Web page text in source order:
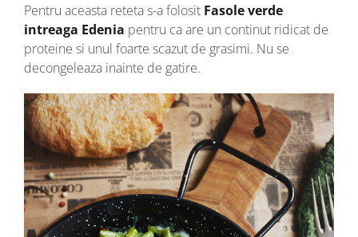
Pentru aceasta reteta s-a folosit Fasole verde
intreaga Edenia pentru ca are un continut ridicat de
proteine si unul foarte scazut de grasimi. Nu se
decongeleaza inainte de gatire.